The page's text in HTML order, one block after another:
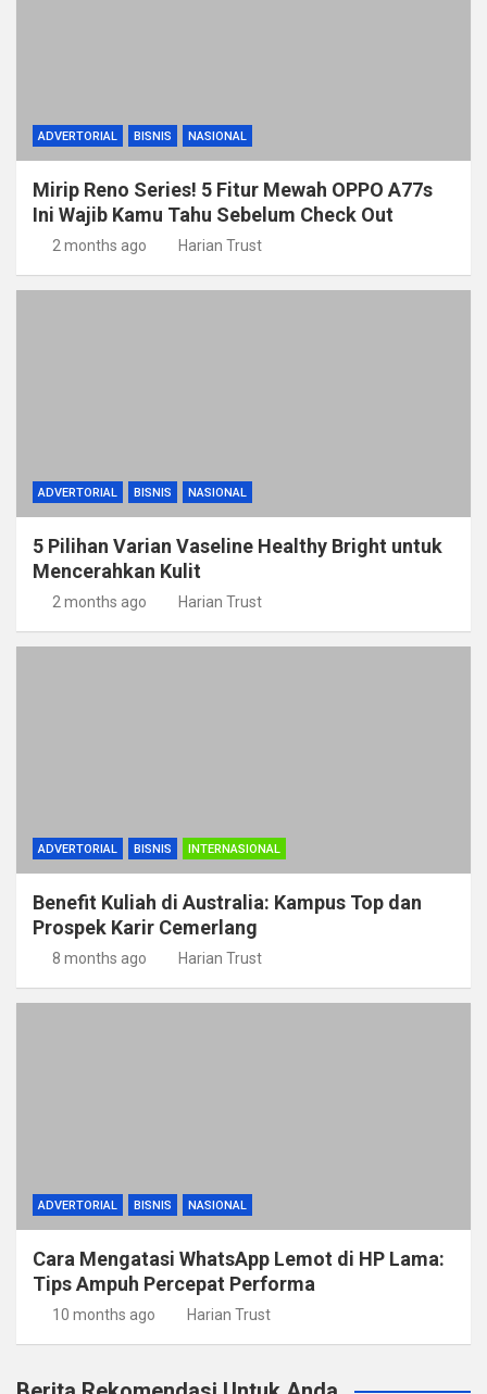
ADVERTORIAL BISNIS NASIONAL
Mirip Reno Series! 5 Fitur Mewah OPPO A77s
Ini Wajib Kamu Tahu Sebelum Check Out
2 months ago Harian Trust
ADVERTORIAL BISNIS NASIONAL
5 Pilihan Varian Vaseline Healthy Bright untuk
Mencerahkan Kulit
2 months ago Harian Trust
ADVERTORIAL BISNIS INTERNASIONAL
Benefit Kuliah di Australia: Kampus Top dan
Prospek Karir Cemerlang
8 months ago Harian Trust
ADVERTORIAL BISNIS NASIONAL
Cara Mengatasi WhatsApp Lemot di HP Lama:
Tips Ampuh Percepat Performa
10 months ago Harian Trust